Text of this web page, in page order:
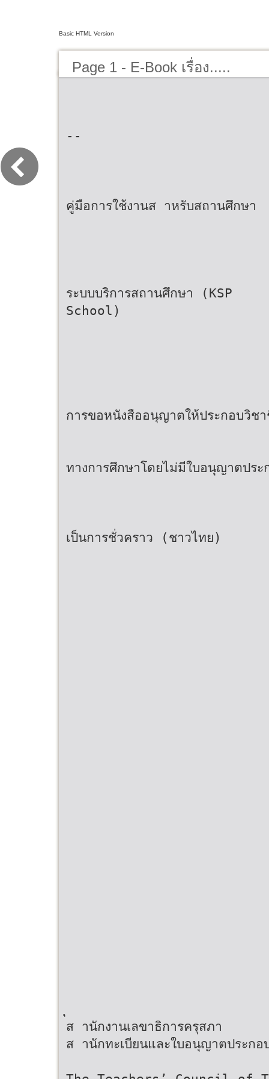
Basic HTML Version
Page 1 - E-Book เรื่อง.....
--
คู่มือการใช้งานส าหรับสถานศึกษา
ระบบบริการสถานศึกษา (KSP
School)
การขอหนังสืออนุญาตให้ประกอบวิช
ทางการศึกษาโดยไม่มีใบอนุญาตปร
เป็นการชั่วคราว (ชาวไทย)
ส านักงานเลขาธิการครุสภา
ส านักทะเบียนและใบอนุญาตประกอ